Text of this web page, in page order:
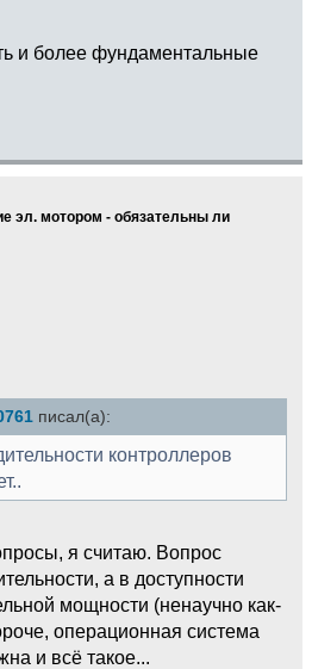
и более фундаментальные
эл. мотором - обязательны ли
писал(а):
контроллеров
я считаю. Вопрос
а в доступности
мощности (ненаучно как-
операционная система
и всё такое...